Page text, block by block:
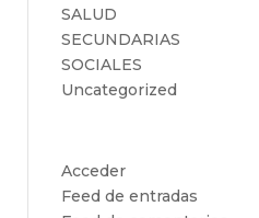
SALUD
SECUNDARIAS
SOCIALES
Uncategorized
Acceder
Feed de entradas